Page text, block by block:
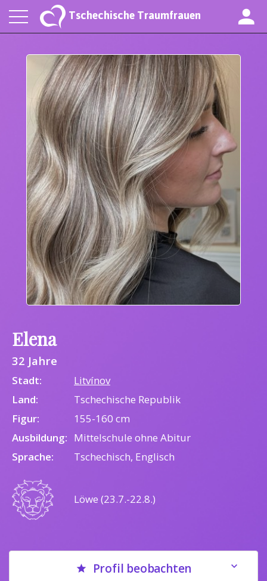
Tschechische Traumfrauen
Elena
32 Jahre
Stadt:
Litvínov
Land:
Tschechische Republik
Figur:
155-160 cm
Ausbildung: Mittelschule ohne Abitur
Sprache:
Tschechisch, Englisch
Löwe (23.7.-22.8.)
Profil beobachten